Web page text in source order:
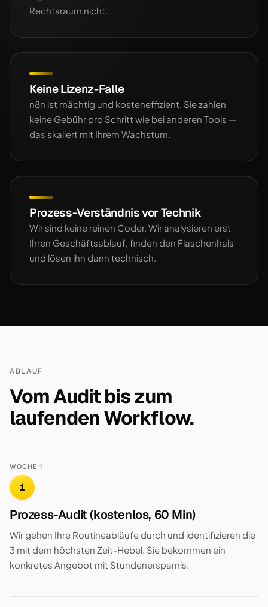
Rechtsraum nicht.
Keine Lizenz-Falle
n8n ist mächtig und kosteneffizient. Sie zahlen
keine Gebühr pro Schritt wie bei anderen Tools —
das skaliert mit Ihrem Wachstum.
Prozess-Verständnis vor Technik
Wir sind keine reinen Coder. Wir analysieren erst
Ihren Geschäftsablauf, finden den Flaschenhals
und lösen ihn dann technisch.
ABLAUF
Vom Audit bis zum
laufenden Workflow.
WOCHE 1
1
Prozess-Audit (kostenlos, 60 Min)
Wir gehen Ihre Routineabläufe durch und identifizieren die
3 mit dem höchsten Zeit-Hebel. Sie bekommen ein
konkretes Angebot mit Stundenersparnis.